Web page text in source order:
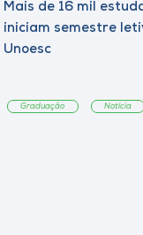
Mais de 16 mil
iniciam semestre
Unoesc
Graduação Notícia